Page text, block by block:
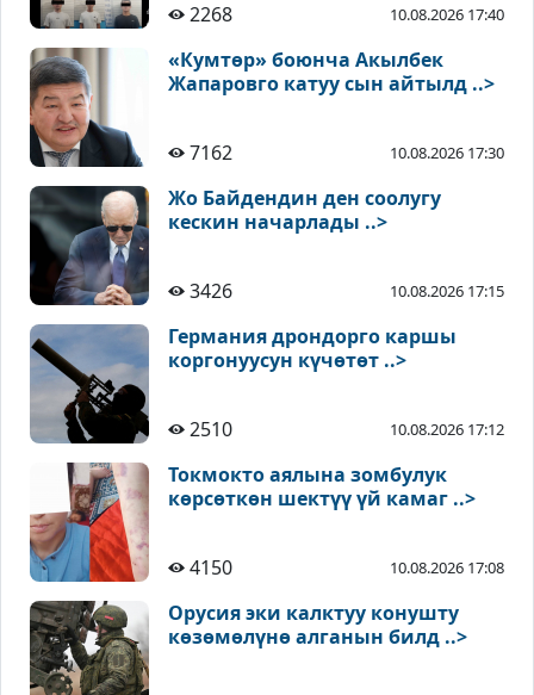
2268 10.08.2026 17:40
«Кумтөр» боюнча Акылбек
Жапаровго катуу сын айтылд ..>
7162 10.08.2026 17:30
Жо Байдендин ден соолугу
кескин начарлады ..>
3426 10.08.2026 17:15
Германия дрондорго каршы
коргонуусун күчөтөт ..>
2510 10.08.2026 17:12
Токмокто аялына зомбулук
көрсөткөн шектүү үй камаг ..>
4150 10.08.2026 17:08
Орусия эки калктуу конушту
көзөмөлүнө алганын билд ..>